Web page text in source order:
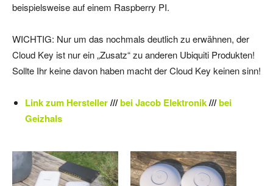
beispielsweise auf einem Raspberry PI.
WICHTIG: Nur um das nochmals deutlich zu erwähnen, der
Cloud Key ist nur ein „Zusatz“ zu anderen Ubiquiti Produkten!
Sollte Ihr keine davon haben macht der Cloud Key keinen sinn!
Link zum Hersteller///bei Jacob Elektronik///bei
Geizhals